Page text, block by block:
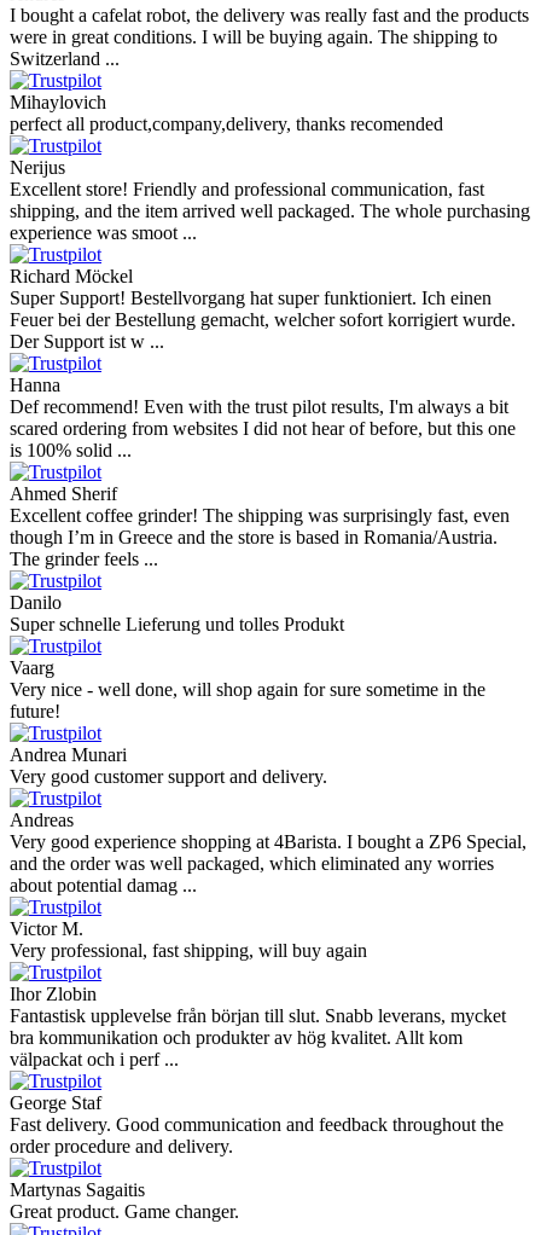
I bought a cafelat robot, the delivery was really fast and the products
were in great conditions. I will be buying again. The shipping to
Switzerland ...
Mihaylovich
perfect all product,company,delivery, thanks recomended
Nerijus
Excellent store! Friendly and professional communication, fast
shipping, and the item arrived well packaged. The whole purchasing
experience was smoot ...
Richard Möckel
Super Support! Bestellvorgang hat super funktioniert. Ich einen
Feuer bei der Bestellung gemacht, welcher sofort korrigiert wurde.
Der Support ist w ...
Hanna
Def recommend! Even with the trust pilot results, I'm always a bit
scared ordering from websites I did not hear of before, but this one
is 100% solid ...
Ahmed Sherif
Excellent coffee grinder! The shipping was surprisingly fast, even
though I’m in Greece and the store is based in Romania/Austria.
The grinder feels ...
Danilo
Super schnelle Lieferung und tolles Produkt
Vaarg
Very nice - well done, will shop again for sure sometime in the
future!
Andrea Munari
Very good customer support and delivery.
Andreas
Very good experience shopping at 4Barista. I bought a ZP6 Special,
and the order was well packaged, which eliminated any worries
about potential damag ...
Victor M.
Very professional, fast shipping, will buy again
Ihor Zlobin
Fantastisk upplevelse från början till slut. Snabb leverans, mycket
bra kommunikation och produkter av hög kvalitet. Allt kom
välpackat och i perf ...
George Staf
Fast delivery. Good communication and feedback throughout the
order procedure and delivery.
Martynas Sagaitis
Great product. Game changer.